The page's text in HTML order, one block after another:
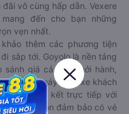
vô cùng hấp dẫn. Vexere
đến cho bạn những
vẹn nhất.
thêm các phương tiện
sắp tới. Goyolo là nền tảng
giá cả, giờ khởi hành,
tiện máy bay, xe khách
được liên kết trực tiếp với
hoả, luôn đảm bảo có vé